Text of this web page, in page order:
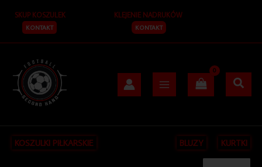
treści
SKUP KOSZULEK
KONTAKT
KLEJENIE NADRUKÓW
KONTAKT
KOSZULKI PIŁKARSKIE BLUZY KURTKI
u
według
najnowszych